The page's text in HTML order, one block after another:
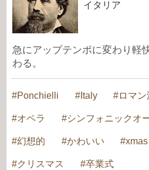
イタリア
急にアップテンポに変わり軽
わる。
Ponchielli Italy ロマ
オペラ シンフォニックオ
幻想的 かわいい xmas
クリスマス 卒業式